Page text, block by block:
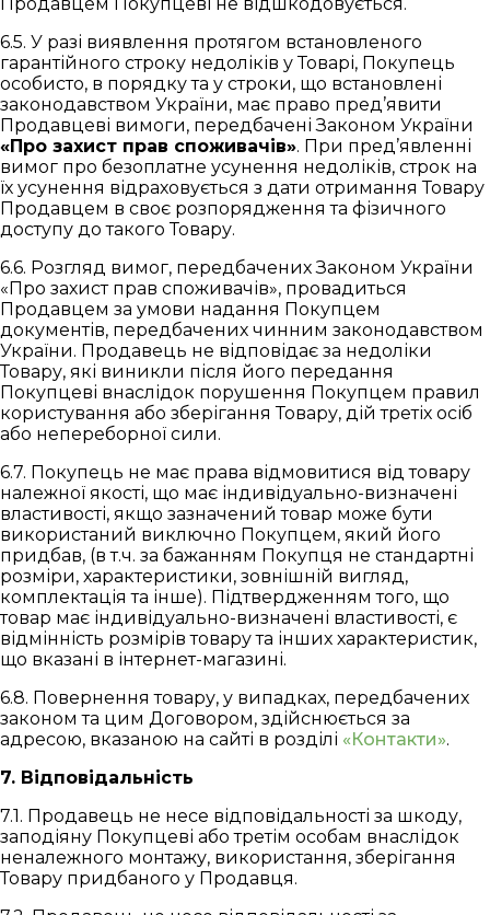
6.5. У разі виявлення протягом встановленого
гарантійного строку недоліків у Товарі, Покупець
особисто, в порядку та у строки, що встановлені
законодавством України, має право пред’явити
Продавцеві вимоги, передбачені Законом України
«Про захист прав споживачів». При пред’явленні
вимог про безоплатне усунення недоліків, строк на
їх усунення відраховується з дати отримання Товару
Продавцем в своє розпорядження та фізичного
доступу до такого Товару.
6.6. Розгляд вимог, передбачених Законом України
«Про захист прав споживачів», провадиться
Продавцем за умови надання Покупцем
документів, передбачених чинним законодавством
України. Продавець не відповідає за недоліки
Товару, які виникли після його передання
Покупцеві внаслідок порушення Покупцем правил
користування або зберігання Товару, дій третіх осіб
або непереборної сили.
6.7. Покупець не має права відмовитися від товару
належної якості, що має індивідуально-визначені
властивості, якщо зазначений товар може бути
використаний виключно Покупцем, який його
придбав, (в т.ч. за бажанням Покупця не стандартні
розміри, характеристики, зовнішній вигляд,
комплектація та інше). Підтвердженням того, що
товар має індивідуально-визначені властивості, є
відмінність розмірів товару та інших характеристик,
що вказані в інтернет-магазині.
6.8. Повернення товару, у випадках, передбачених
законом та цим Договором, здійснюється за
адресою, вказаною на сайті в розділі «Контакти».
7. Відповідальність
7.1. Продавець не несе відповідальності за шкоду,
заподіяну Покупцеві або третім особам внаслідок
неналежного монтажу, використання, зберігання
Товару придбаного у Продавця.